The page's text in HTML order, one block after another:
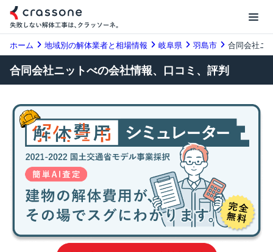
ホーム 地域別の解体業者と相場情報 岐阜県 羽島市 合同会社ニ
合同会社ニットべの会社情報、口コミ、評判